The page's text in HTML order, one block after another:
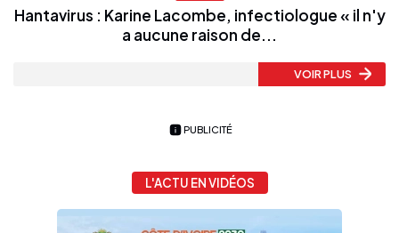
Hantavirus : Karine Lacombe, infectiologue « il n'y
a aucune raison de...
VOIR PLUS
PUBLICITÉ
L'ACTU EN VIDÉOS